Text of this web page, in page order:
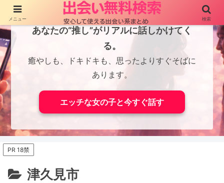
あなたの“推し”がリアルに話しかけてく
る。
癒やしも、ドキドキも、思ったよりすぐそばに
あります。
エッチな女の子と今すぐ話す
PR 18禁
津久見市
メニュー 検索